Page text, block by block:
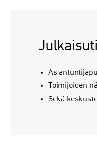
Toimijoiden
Sekä